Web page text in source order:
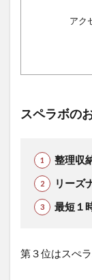
アク
スペラボの
整理収
リーズ
最短１
第３位はスぺ